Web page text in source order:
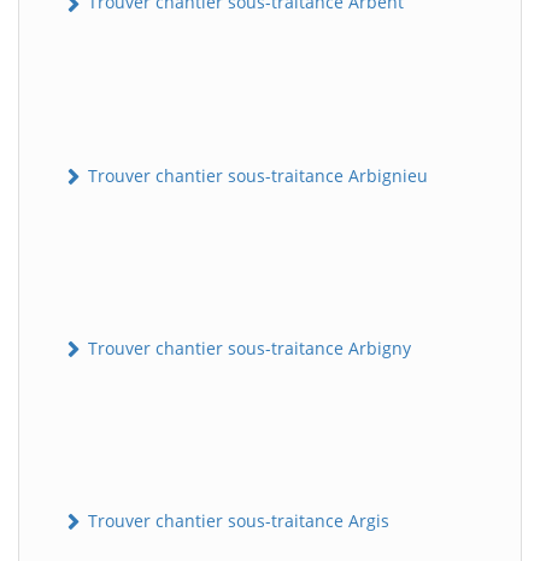
Trouver chantier sous-traitance Arbignieu
Trouver chantier sous-traitance Arbigny
Trouver chantier sous-traitance Argis